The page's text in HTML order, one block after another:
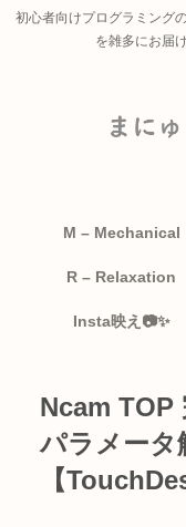
初心者向けプログラミング
を雑多にお届
M – Mechanical
R – Relaxation
Insta映え📷✨
Ncam TOP
パラメータ
【